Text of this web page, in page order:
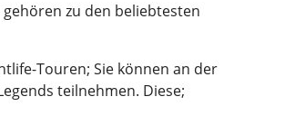
zu den beliebtesten
Touren; Sie können an der
teilnehmen. Diese;